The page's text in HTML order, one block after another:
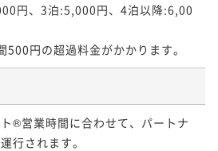
円、3泊:5,000円、4泊以降:6,00
円の超過料金がかかります。
®営業時間に合わせて、パートナ
行されます。